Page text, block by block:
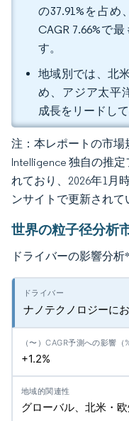
の37.91%を占
CAGR 7.66%で
す。
地域別では、北
め、アジア太平
成長をリードして
注：本レポートの市
Intelligence 独自の推
れており、2026年1月
ンサイトで更新されて
世界の粒子径分析
ドライバーの影響分析*
ナノテクノロジーに
+1.2%
グローバル、北米・